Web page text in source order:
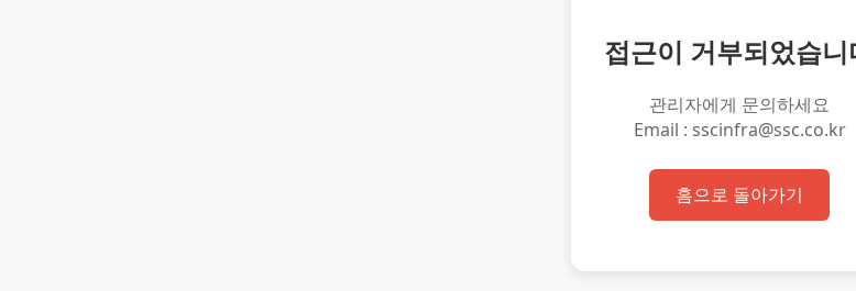
접근이 거부되었습니
관리자에게 문의하세요
Email : sscinfra@ssc.co.kr
홈으로 돌아가기